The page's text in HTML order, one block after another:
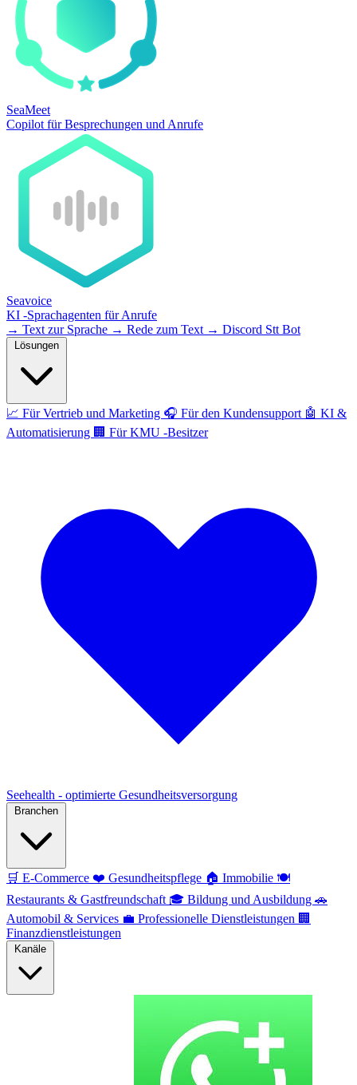
SeaMeet
Copilot für Besprechungen und Anrufe
Seavoice
KI -Sprachagenten für Anrufe
→ Text zur Sprache → Rede zum Text → Discord Stt Bot
📈 Für Vertrieb und Marketing 🎧 Für den Kundensupport 🤖 KI &
Automatisierung 🏢 Für KMU -Besitzer
Seehealth - optimierte Gesundheitsversorgung
🛒 E-Commerce ❤️ Gesundheitspflege 🏠 Immobilie 🍽️
Restaurants & Gastfreundschaft 🎓 Bildung und Ausbildung 🚗
Automobil & Services 💼 Professionelle Dienstleistungen 🏢
Finanzdienstleistungen